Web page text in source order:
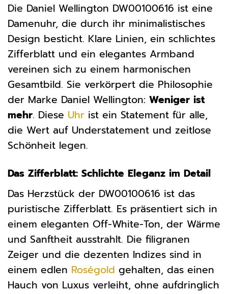
Die Daniel Wellington DW00100616 ist eine
Damenuhr, die durch ihr minimalistisches
Design besticht. Klare Linien, ein schlichtes
Zifferblatt und ein elegantes Armband
vereinen sich zu einem harmonischen
Gesamtbild. Sie verkörpert die Philosophie
der Marke Daniel Wellington: Weniger ist
mehr. Diese Uhr ist ein Statement für alle,
die Wert auf Understatement und zeitlose
Schönheit legen.
Das Zifferblatt: Schlichte Eleganz im Detail
Das Herzstück der DW00100616 ist das
puristische Zifferblatt. Es präsentiert sich in
einem eleganten Off-White-Ton, der Wärme
und Sanftheit ausstrahlt. Die filigranen
Zeiger und die dezenten Indizes sind in
einem edlen Roségold gehalten, das einen
Hauch von Luxus verleiht, ohne aufdringlich